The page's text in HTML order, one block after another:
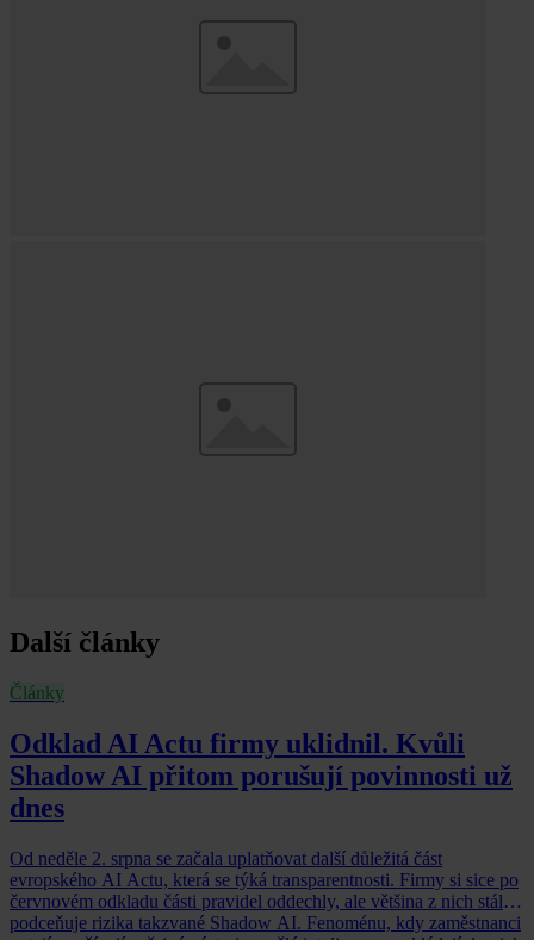
Další články
Články
Odklad AI Actu firmy uklidnil. Kvůli
Shadow AI přitom porušují povinnosti už
dnes
Od neděle 2. srpna se začala uplatňovat další důležitá část
evropského AI Actu, která se týká transparentnosti. Firmy si sice po
červnovém odkladu části pravidel oddechly, ale většina z nich stále
podceňuje rizika takzvané Shadow AI. Fenoménu, kdy zaměstnanci